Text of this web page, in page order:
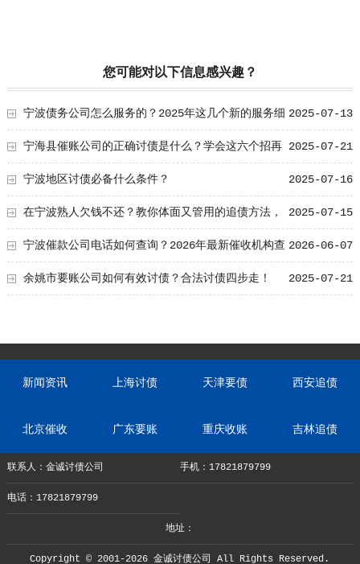
您可能对以下信息感兴趣？
2025-07-13
宁波债务公司怎么服务的？2025年这几个新的服务细
节要知道！ 2025-07-21
宁海县催账公司的正确讨债是什么？学会这六个招再
也不怕别人欠账！ 2025-07-16
宁波地区讨债必备什么条件？
2025-07-15
在宁波熟人欠钱不还？教你体面又管用的追债方法，
立马给钱 2026-06-07
宁波催款公司电话如何查询？2026年最新催收机构查
询技巧 2025-07-21
余姚市要账公司如何有效讨债？合法讨债四步走！
新闻资讯 上海讨债 天津要债 西安追债
北京催收 广东要账 重庆收账 吉林追债
联系人：金诚讨债公司 手机：17821879799
电话：17821879799
地址：
Copyright © 2001-2026 金诚讨债公司 All Rights Reserved.